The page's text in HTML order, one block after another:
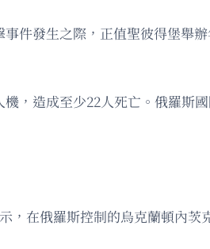
件發生之際，正值聖彼得堡舉
，造成至少22人死亡。俄羅斯
，在俄羅斯控制的烏克蘭頓內茨